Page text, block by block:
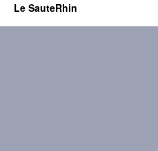
Le SauteRhin